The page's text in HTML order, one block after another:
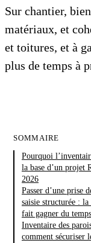
Sur chantier,
matériaux, et
et toitures, et à
plus de temps à
SOMMAIRE
Pourquoi
la base d’un projet
2026
Passer d’une prise
saisie structurée :
fait gagner du temps
Inventaire des
comment sécuriser